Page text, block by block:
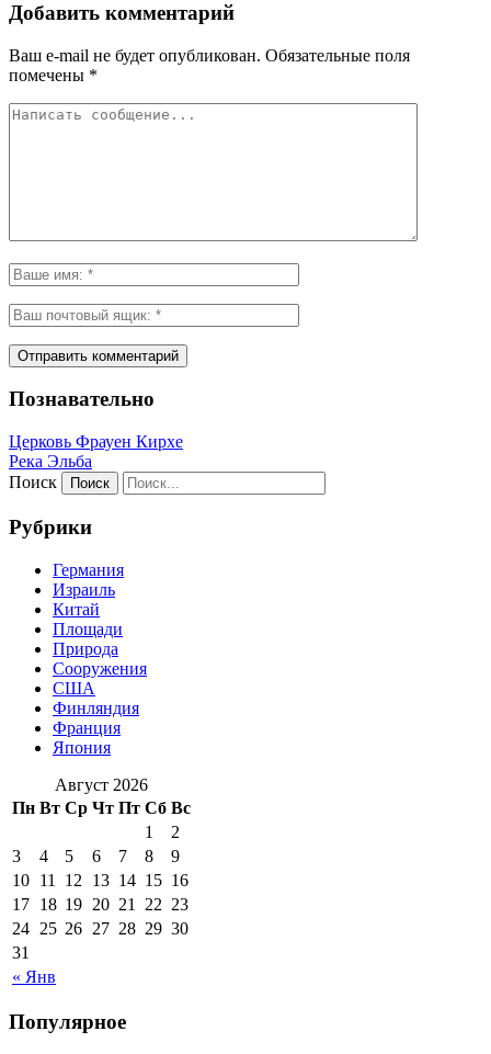
Добавить комментарий
Ваш e-mail не будет опубликован. Обязательные поля
помечены *
Познавательно
Церковь Фрауен Кирхе
Река Эльба
Поиск
Рубрики
Германия
Израиль
Китай
Площади
Природа
Сооружения
США
Финляндия
Франция
Япония
Август 2026
Пн Вт Ср Чт Пт Сб Вс
« Янв
1
2
3
4 5 6 7 8
9
10 11 12 13 14 15 16
17 18 19 20 21 22 23
24 25 26 27 28 29 30
31
Популярное